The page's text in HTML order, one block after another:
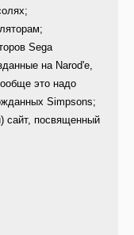
Sega
на Narod'е,
это надо
Simpsons;
сайт, посвященный